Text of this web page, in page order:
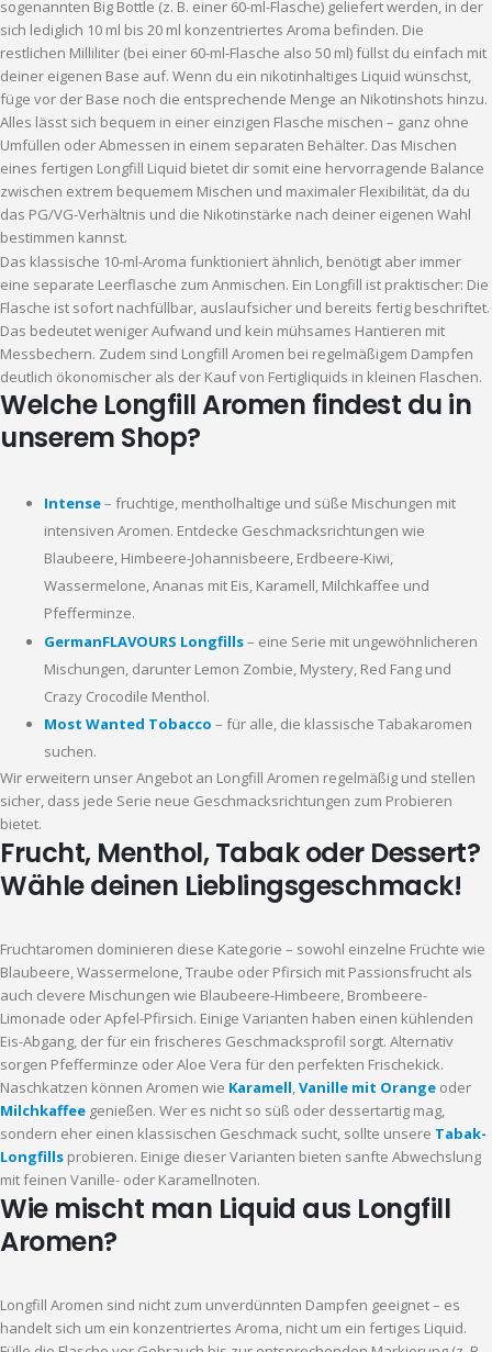
sogenannten Big Bottle (z. B. einer 60-ml-Flasche) geliefert werden, in der
sich lediglich 10 ml bis 20 ml konzentriertes Aroma befinden. Die
restlichen Milliliter (bei einer 60-ml-Flasche also 50 ml) füllst du einfach mit
deiner eigenen Base auf. Wenn du ein nikotinhaltiges Liquid wünschst,
füge vor der Base noch die entsprechende Menge an Nikotinshots hinzu.
Alles lässt sich bequem in einer einzigen Flasche mischen – ganz ohne
Umfüllen oder Abmessen in einem separaten Behälter. Das Mischen
eines fertigen Longfill Liquid bietet dir somit eine hervorragende Balance
zwischen extrem bequemem Mischen und maximaler Flexibilität, da du
das PG/VG-Verhältnis und die Nikotinstärke nach deiner eigenen Wahl
bestimmen kannst.
Das klassische 10-ml-Aroma funktioniert ähnlich, benötigt aber immer
eine separate Leerflasche zum Anmischen. Ein Longfill ist praktischer: Die
Flasche ist sofort nachfüllbar, auslaufsicher und bereits fertig beschriftet.
Das bedeutet weniger Aufwand und kein mühsames Hantieren mit
Messbechern. Zudem sind Longfill Aromen bei regelmäßigem Dampfen
deutlich ökonomischer als der Kauf von Fertigliquids in kleinen Flaschen.
Welche Longfill Aromen findest du in
unserem Shop?
Intense– fruchtige, mentholhaltige und süße Mischungen mit
intensiven Aromen. Entdecke Geschmacksrichtungen wie
Blaubeere, Himbeere-Johannisbeere, Erdbeere-Kiwi,
Wassermelone, Ananas mit Eis, Karamell, Milchkaffee und
Pfefferminze.
GermanFLAVOURS Longfills– eine Serie mit ungewöhnlicheren
Mischungen, darunter Lemon Zombie, Mystery, Red Fang und
Crazy Crocodile Menthol.
Most Wanted Tobacco – für alle, die klassische Tabakaromen
suchen.
Wir erweitern unser Angebot an Longfill Aromen regelmäßig und stellen
sicher, dass jede Serie neue Geschmacksrichtungen zum Probieren
bietet.
Frucht, Menthol, Tabak oder Dessert?
Wähle deinen Lieblingsgeschmack!
Fruchtaromen dominieren diese Kategorie – sowohl einzelne Früchte wie
Blaubeere, Wassermelone, Traube oder Pfirsich mit Passionsfrucht als
auch clevere Mischungen wie Blaubeere-Himbeere, Brombeere-
Limonade oder Apfel-Pfirsich. Einige Varianten haben einen kühlenden
Eis-Abgang, der für ein frischeres Geschmacksprofil sorgt. Alternativ
sorgen Pfefferminze oder Aloe Vera für den perfekten Frischekick.
Naschkatzen können Aromen wie Karamell,Vanille mit Orange oder
Milchkaffee genießen. Wer es nicht so süß oder dessertartig mag,
sondern eher einen klassischen Geschmack sucht, sollte unsere Tabak-
Longfills probieren. Einige dieser Varianten bieten sanfte Abwechslung
mit feinen Vanille- oder Karamellnoten.
Wie mischt man Liquid aus Longfill
Aromen?
Longfill Aromen sind nicht zum unverdünnten Dampfen geeignet – es
handelt sich um ein konzentriertes Aroma, nicht um ein fertiges Liquid.